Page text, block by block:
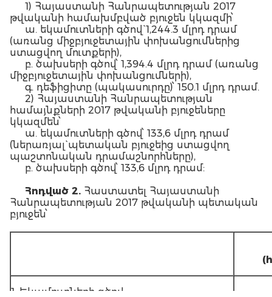
1) Հայաստանի Հանրապետության 2017
թվականի համախմբված բյուջեն կկազմի՝
ա. եկամուտների գծով` 1,244.3 մլրդ դրամ
(առանց միջբյուջետային փոխանցումներից
ստացվող մուտքերի),
բ. ծախսերի գծով՝ 1,394.4 մլրդ դրամ (առանց
միջբյուջետային փոխանցումների),
գ. դեֆիցիտը (պակասուրդը)՝ 150.1 մլրդ դրամ.
2) Հայաստանի Հանրապետության
համայնքների 2017 թվականի բյուջեները
կկազմեն՝
ա. եկամուտների գծով՝ 133,6 մլրդ դրամ
(ներառյալ` պետական բյուջեից ստացվող
պաշտոնական դրամաշնորհները),
բ. ծախսերի գծով՝ 133,6 մլրդ դրամ:
Հոդված 2. Հաստատել Հայաստանի
Հանրապետության 2017 թվականի պետական
բյուջեն՝
1. Եկամուտների գծով